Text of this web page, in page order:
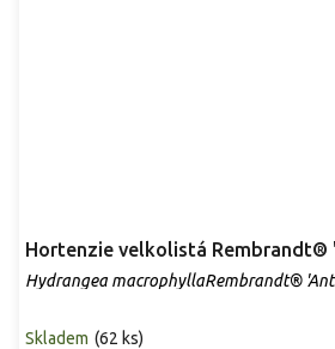
Hortenzie velkolistá Rembrandt®
Hydrangea macrophyllaRembrandt®
Skladem (62 ks)